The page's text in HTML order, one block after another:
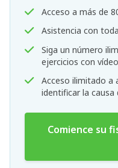
Acceso a más de
Asistencia con
Siga un número
ejercicios con
Acceso ilimitado a
identificar la causa
Comience su